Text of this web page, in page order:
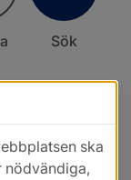
Sök
ska
nödvändiga,